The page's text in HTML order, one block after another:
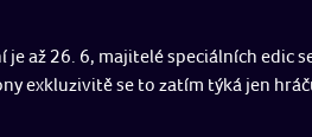
je až 26. 6, majitelé speciálních edic
exkluzivitě se to zatím týká jen